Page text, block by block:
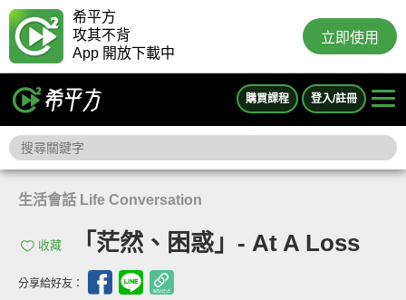
希平方
攻其不背
App 開放下載中
立即使用
購買課程 登入/註冊
生活會話 Life Conversation
收藏 「茫然、困惑」- At A Loss
分享給好友：